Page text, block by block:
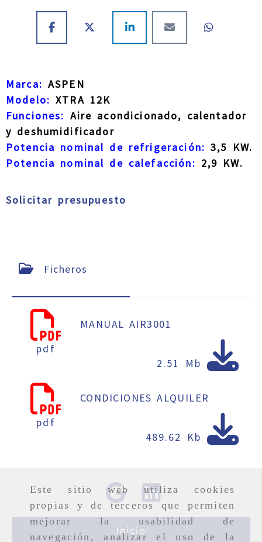
Este sitio web utiliza cookies
propias y de terceros que permiten
mejorar la usabilidad de
navegación, analizar el uso de la
Marca: ASPEN
Modelo: XTRA 12K
Funciones: Aire acondicionado, calentador
y deshumidificador
Potencia nominal de refrigeración: 3,5 KW.
Potencia nominal de calefacción: 2,9 KW.
Solicitar presupuesto
Ficheros
pdf
MANUAL AIR3001
2.51 Mb
pdf
CONDICIONES ALQUILER
489.62 Kb
Inicio